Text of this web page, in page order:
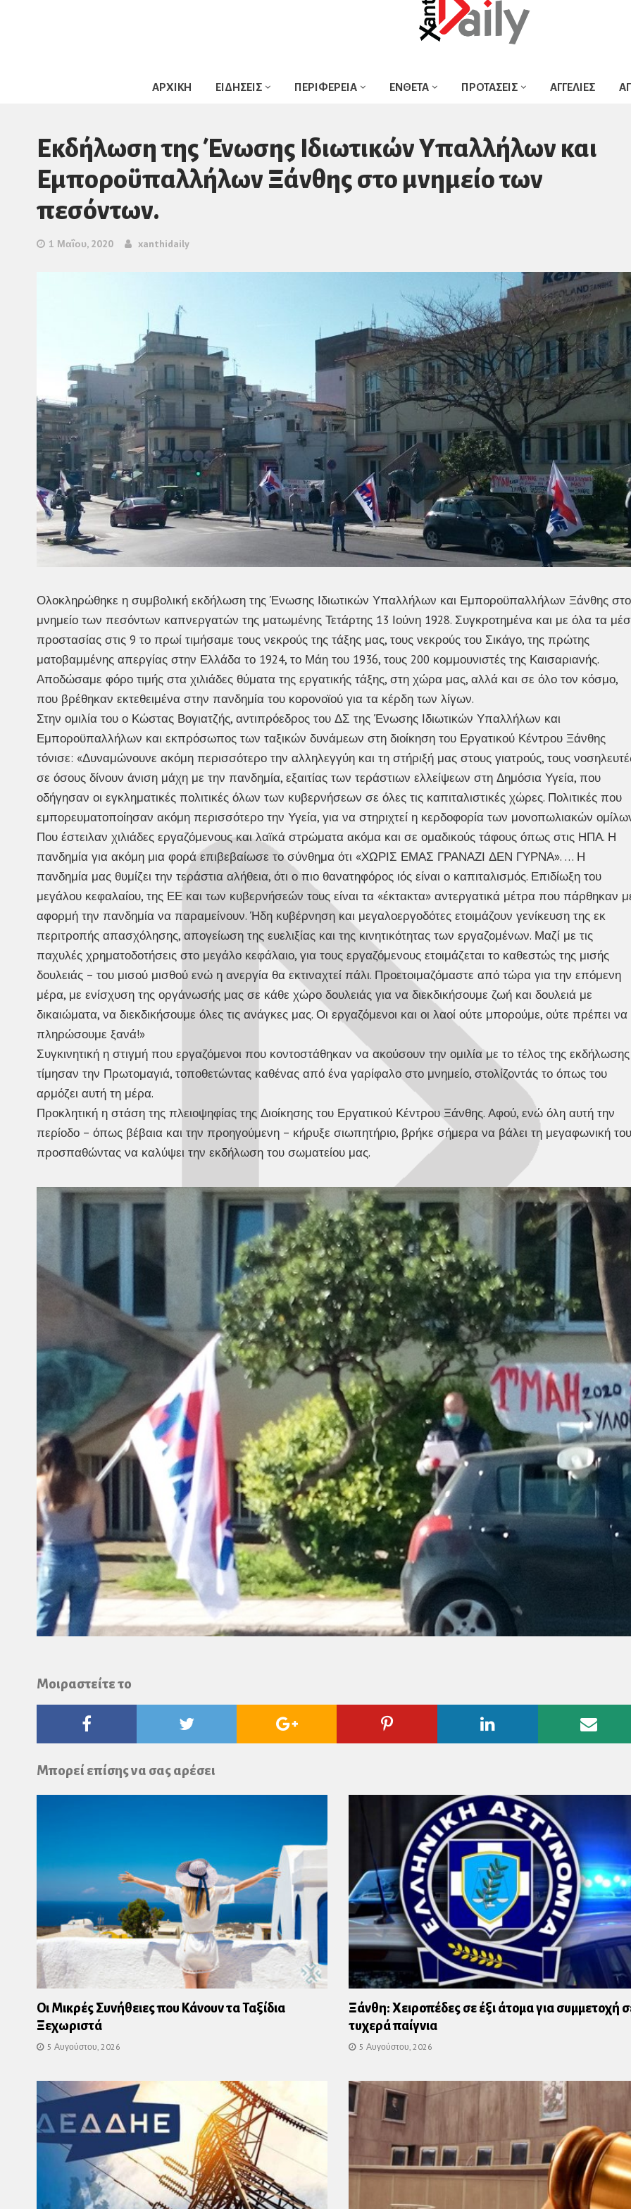
ΑΡΧΙΚΗ ΕΙΔΗΣΕΙΣ ΠΕΡΙΦΕΡΕΙΑ ΕΝΘΕΤΑ ΠΡΟΤΑΣΕΙΣ ΑΓΓΕΛΙΕΣ
Eκδήλωση της Ένωσης Ιδιωτικών Υπαλλήλων και
Εμποροϋπαλλήλων Ξάνθης στο μνημείο των
πεσόντων.
1 Μαΐου, 2020 xanthidaily
Ολοκληρώθηκε η συμβολική εκδήλωση της Ένωσης Ιδιωτικών Υπαλλήλων και Εμποροϋπαλλήλων Ξάνθης στο
μνημείο των πεσόντων καπνεργατών της ματωμένης Τετάρτης 13 Ιούνη 1928. Συγκροτημένα και με όλα τα
προστασίας στις 9 το πρωί τιμήσαμε τους νεκρούς της τάξης μας, τους νεκρούς του Σικάγο, της πρώτης
ματοβαμμένης απεργίας στην Ελλάδα το 1924, το Μάη του 1936, τους 200 κομμουνιστές της Καισαριανής.
Αποδώσαμε φόρο τιμής στα χιλιάδες θύματα της εργατικής τάξης, στη χώρα μας, αλλά και σε όλο τον κόσμο,
που βρέθηκαν εκτεθειμένα στην πανδημία του κορονοϊού για τα κέρδη των λίγων.
Στην ομιλία του ο Κώστας Βογιατζής, αντιπρόεδρος του ΔΣ της Ένωσης Ιδιωτικών Υπαλλήλων και
Εμποροϋπαλλήλων και εκπρόσωπος των ταξικών δυνάμεων στη διοίκηση του Εργατικού Κέντρου Ξάνθης
τόνισε: «Δυναμώνουνε ακόμη περισσότερο την αλληλεγγύη και τη στήριξή μας στους γιατρούς, τους
σε όσους δίνουν άνιση μάχη με την πανδημία, εξαιτίας των τεράστιων ελλείψεων στη Δημόσια Υγεία, που
οδήγησαν οι εγκληματικές πολιτικές όλων των κυβερνήσεων σε όλες τις καπιταλιστικές χώρες. Πολιτικές που
εμπορευματοποίησαν ακόμη περισσότερο την Υγεία, για να στηριχτεί η κερδοφορία των μονοπωλιακών
Που έστειλαν χιλιάδες εργαζόμενους και λαϊκά στρώματα ακόμα και σε ομαδικούς τάφους όπως στις ΗΠΑ. Η
πανδημία για ακόμη μια φορά επιβεβαίωσε το σύνθημα ότι «ΧΩΡΙΣ ΕΜΑΣ ΓΡΑΝΑΖΙ ΔΕΝ ΓΥΡΝΑ». … Η
πανδημία μας θυμίζει την τεράστια αλήθεια, ότι ο πιο θανατηφόρος ιός είναι ο καπιταλισμός. Επιδίωξη του
μεγάλου κεφαλαίου, της ΕΕ και των κυβερνήσεών τους είναι τα «έκτακτα» αντεργατικά μέτρα που πάρθηκαν
αφορμή την πανδημία να παραμείνουν. Ήδη κυβέρνηση και μεγαλοεργοδότες ετοιμάζουν γενίκευση της εκ
περιτροπής απασχόλησης, απογείωση της ευελιξίας και της κινητικότητας των εργαζομένων. Μαζί με τις
παχυλές χρηματοδοτήσεις στο μεγάλο κεφάλαιο, για τους εργαζόμενους ετοιμάζεται το καθεστώς της μισής
δουλειάς – του μισού μισθού ενώ η ανεργία θα εκτιναχτεί πάλι. Προετοιμαζόμαστε από τώρα για την επόμενη
μέρα, με ενίσχυση της οργάνωσής μας σε κάθε χώρο δουλειάς για να διεκδικήσουμε ζωή και δουλειά με
δικαιώματα, να διεκδικήσουμε όλες τις ανάγκες μας. Οι εργαζόμενοι και οι λαοί ούτε μπορούμε, ούτε πρέπει να
πληρώσουμε ξανά!»
Συγκινητική η στιγμή που εργαζόμενοι που κοντοστάθηκαν να ακούσουν την ομιλία με το τέλος της εκδήλωσης
τίμησαν την Πρωτομαγιά, τοποθετώντας καθένας από ένα γαρίφαλο στο μνημείο, στολίζοντάς το όπως του
αρμόζει αυτή τη μέρα.
Προκλητική η στάση της πλειοψηφίας της Διοίκησης του Εργατικού Κέντρου Ξάνθης. Αφού, ενώ όλη αυτή την
περίοδο – όπως βέβαια και την προηγούμενη – κήρυξε σιωπητήριο, βρήκε σήμερα να βάλει τη μεγαφωνική του
προσπαθώντας να καλύψει την εκδήλωση του σωματείου μας.
Μοιραστείτε το
Twitter
Google
Pinterest Linkedin
Μπορεί επίσης να σας αρέσει
Οι Μικρές Συνήθειες που Κάνουν τα Ταξίδια
Ξεχωριστά
5 Αυγούστου, 2026
Ξάνθη: Χειροπέδες σε έξι άτομα για συμμετοχή
τυχερά παίγνια
5 Αυγούστου, 2026